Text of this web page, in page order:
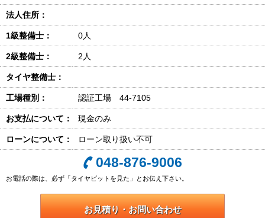
法人住所：
1級整備士： 0人
2級整備士： 2人
タイヤ整備士：
工場種別： 認証工場 44-7105
お支払について： 現金のみ
ローンについて： ローン取り扱い不可
048-876-9006
お電話の際は、必ず「タイヤピットを見た」とお伝え下さい。
お見積り・お問い合わせ